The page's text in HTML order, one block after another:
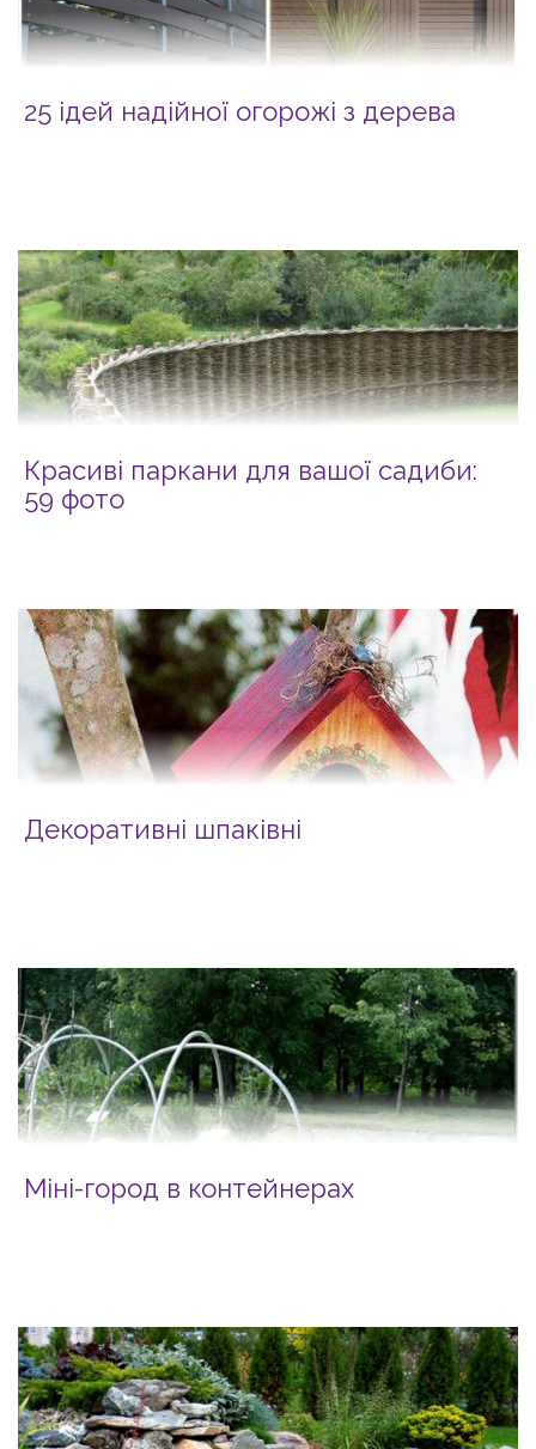
25 ідей надійної огорожі з дерева
Красиві паркани для вашої садиби:
59 фото
Декоративні шпаківні
Міні-город в контейнерах